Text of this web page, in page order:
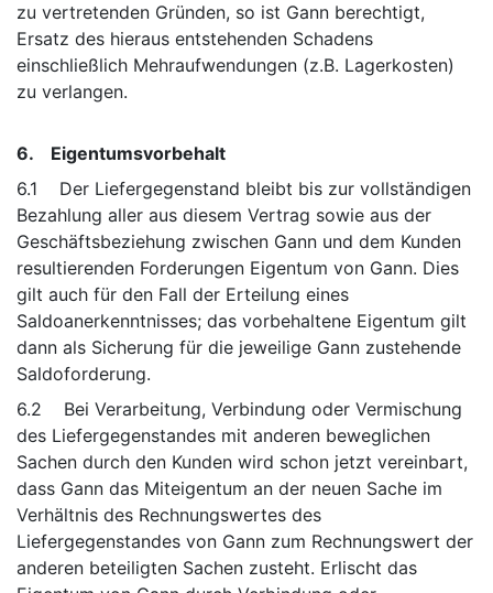
zu vertretenden Gründen, so ist Gann berechtigt,
Ersatz des hieraus entstehenden Schadens
einschließlich Mehraufwendungen (z.B. Lagerkosten)
zu verlangen.
6. Eigentumsvorbehalt
6.1 Der Liefergegenstand bleibt bis zur vollständigen
Bezahlung aller aus diesem Vertrag sowie aus der
Geschäftsbeziehung zwischen Gann und dem Kunden
resultierenden Forderungen Eigentum von Gann. Dies
gilt auch für den Fall der Erteilung eines
Saldoanerkenntnisses; das vorbehaltene Eigentum gilt
dann als Sicherung für die jeweilige Gann zustehende
Saldoforderung.
6.2 Bei Verarbeitung, Verbindung oder Vermischung
des Liefergegenstandes mit anderen beweglichen
Sachen durch den Kunden wird schon jetzt vereinbart,
dass Gann das Miteigentum an der neuen Sache im
Verhältnis des Rechnungswertes des
Liefergegenstandes von Gann zum Rechnungswert der
anderen beteiligten Sachen zusteht. Erlischt das